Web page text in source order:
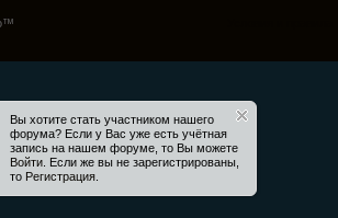
Вы хотите стать участником нашего
форума? Если у Вас уже есть учётная
запись на нашем форуме, то Вы можете
Войти . Если же вы не зарегистрированы,
то Регистрация